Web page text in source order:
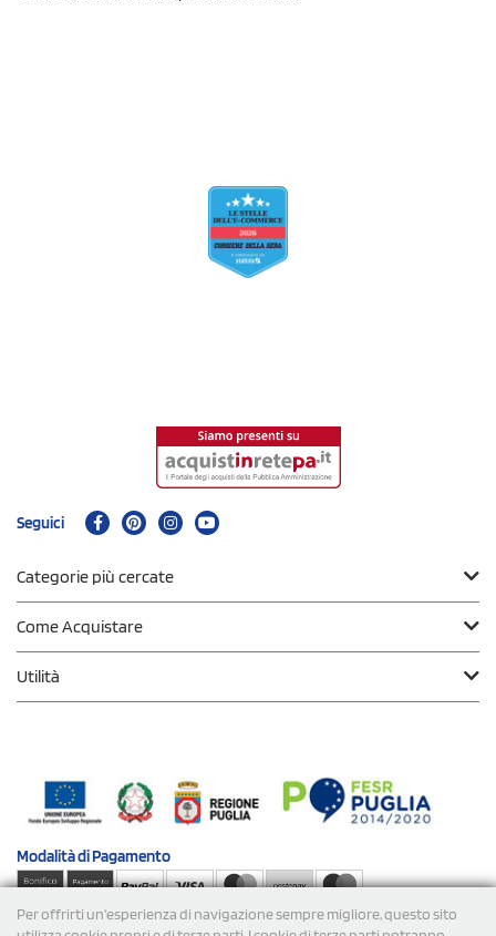
Per offrirti un'esperienza di navigazione sempre migliore, questo sito
Seguici
Categorie più cercate
Come Acquistare
Utilità
Modalità diPagamento
Spedizioni